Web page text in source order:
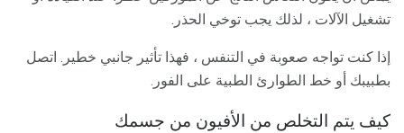
تشغيل الآلات ، لذلك يجب توخي الحذر.
إذا كنت تواجه صعوبة في التنفس ، فهذا تأثير جانبي خطير. اتصل
بطبيبك أو خط الطوارئ الطبية على الفور.
كيف يتم التخلص من الأفيون من جسمك